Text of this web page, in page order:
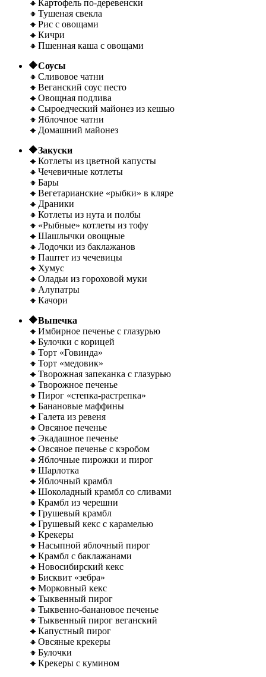
🔸Картофель по-деревенски
🔸Тушеная свекла
🔸Рис с овощами
🔸Кичри
🔸Пшенная каша с овощами
🔶Соусы
🔸Сливовое чатни
🔸Веганский соус песто
🔸Овощная подлива
🔸Сыроедческий майонез из кешью
🔸Яблочное чатни
🔸Домашний майонез
🔶Закуски
🔸Котлеты из цветной капусты
🔸Чечевичные котлеты
🔸Бары
🔸Вегетарианские «рыбки» в кляре
🔸Драники
🔸Котлеты из нута и полбы
🔸«Рыбные» котлеты из тофу
🔸Шашлычки овощные
🔸Лодочки из баклажанов
🔸Паштет из чечевицы
🔸Хумус
🔸Оладьи из гороховой муки
🔸Алупатры
🔸Качори
🔶Выпечка
🔸Имбирное печенье с глазурью
🔸Булочки с корицей
🔸Торт «Говинда»
🔸Торт «медовик»
🔸Творожная запеканка с глазурью
🔸Творожное печенье
🔸Пирог «степка-растрепка»
🔸Банановые маффины
🔸Галета из ревеня
🔸Овсяное печенье
🔸Экадашное печенье
🔸Овсяное печенье с кэробом
🔸Яблочные пирожки и пирог
🔸Шарлотка
🔸Яблочный крамбл
🔸Шоколадный крамбл со сливами
🔸Крамбл из черешни
🔸Грушевый крамбл
🔸Грушевый кекс с карамелью
🔸Крекеры
🔸Насыпной яблочный пирог
🔸Крамбл с баклажанами
🔸Новосибирский кекс
🔸Бисквит «зебра»
🔸Морковный кекс
🔸Тыквенный пирог
🔸Тыквенно-банановое печенье
🔸Тыквенный пирог веганский
🔸Капустный пирог
🔸Овсяные крекеры
🔸Булочки
🔸Крекеры с кумином